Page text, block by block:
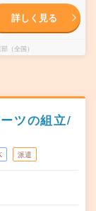
詳しく見る
（全国）
ツの組立/
派遣